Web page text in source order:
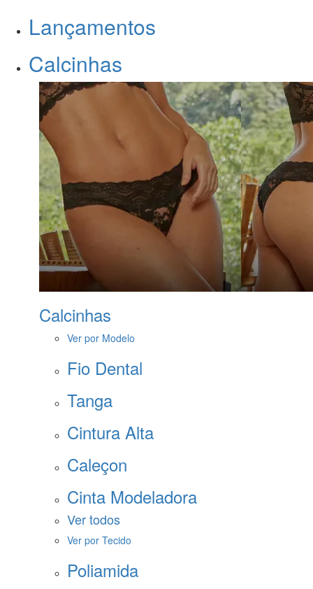
Lançamentos
Calcinhas
Calcinhas
Ver por Modelo
Fio Dental
Tanga
Cintura Alta
Caleçon
Cinta Modeladora
Ver todos
Ver por Tecido
Poliamida